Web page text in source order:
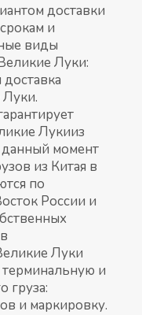
доставки
и
виды
Луки:
Лукииз
данный момент
из Китая в
по
России и
Луки
терминальную и
груза:
и маркировку.